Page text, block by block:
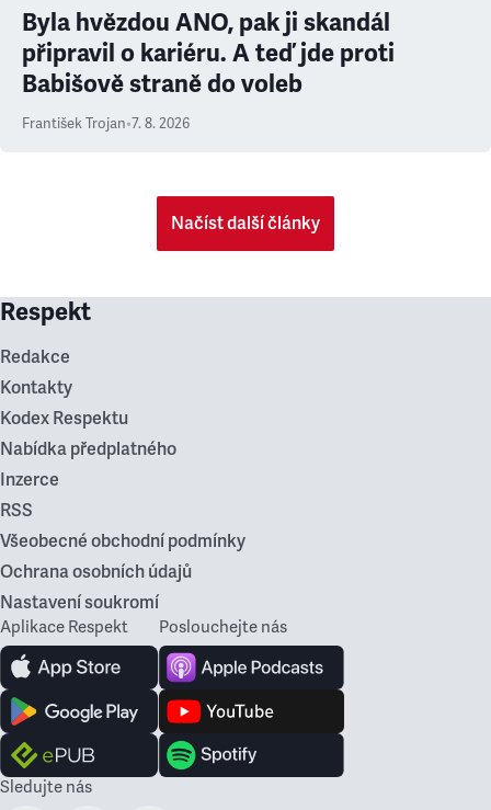
Byla hvězdou ANO, pak ji skandál
připravil o kariéru. A teď jde proti
Babišově straně do voleb
František Trojan•7. 8. 2026
Načíst další články
Respekt
Redakce
Kontakty
Kodex Respektu
Nabídka předplatného
Inzerce
RSS
Všeobecné obchodní podmínky
Ochrana osobních údajů
Nastavení soukromí
Aplikace Respekt Poslouchejte nás
Sledujte nás